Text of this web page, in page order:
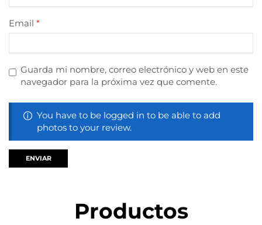
Email *
Guarda mi nombre, correo electrónico y web en este
navegador para la próxima vez que comente.
You have to be logged in to be able to add
photos to your review.
Productos